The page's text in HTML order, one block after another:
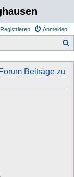
Anmelden
Registrieren
Beiträge zu